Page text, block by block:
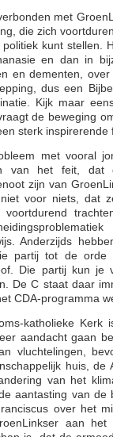
met
die zich
kunt stellen.
en dan in
en dementen,
dus een
Kijk maar
de beweging
sterk
met vooral
van het feit, dat
zijn van
voor niets, dat
voortdurend
Anderzijds
partij tot de
Die partij kun je
De C staat daar
CDA-programma
katholieke Kerk
aandacht gaan
vluchtelingen,
huis,
van het
aantasting van de
over het
aan